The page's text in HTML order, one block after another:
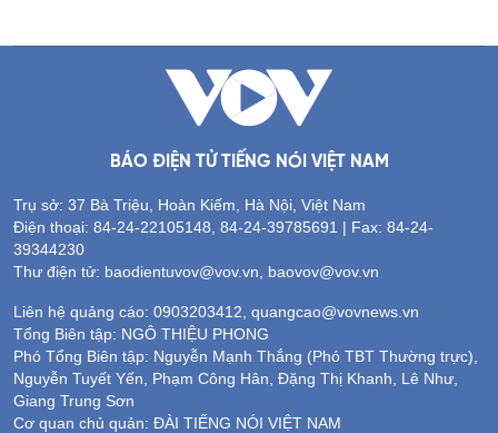
BÁO ĐIỆN TỬ TIẾNG NÓI VIỆT NAM
Trụ sở: 37 Bà Triệu, Hoàn Kiếm, Hà Nội, Việt Nam
Điện thoại: 84-24-22105148, 84-24-39785691 | Fax: 84-24-
39344230
Thư điện tử: baodientuvov@vov.vn, baovov@vov.vn
Liên hệ quảng cáo: 0903203412, quangcao@vovnews.vn
Tổng Biên tập: NGÔ THIỆU PHONG
Phó Tổng Biên tập: Nguyễn Mạnh Thắng (Phó TBT Thường trực),
Nguyễn Tuyết Yến, Phạm Công Hân, Đặng Thị Khanh, Lê Như,
Giang Trung Sơn
Cơ quan chủ quản: ĐÀI TIẾNG NÓI VIỆT NAM